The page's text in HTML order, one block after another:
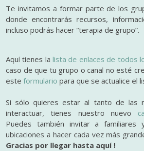
Te invitamos a formar parte de los
donde encontrarás recursos,
incluso podrás hacer “terapia de grupo”.
Aquí tienes lalista de enlaces de todos
caso de que tu grupo o canal no esté
este formulario para que se actualice el
Si sólo quieres estar al tanto de las
interactuar, tienes nuestro nuevo
Puedes también invitar a
ubicaciones a hacer cada vez más
Gracias por llegar hasta aquí !